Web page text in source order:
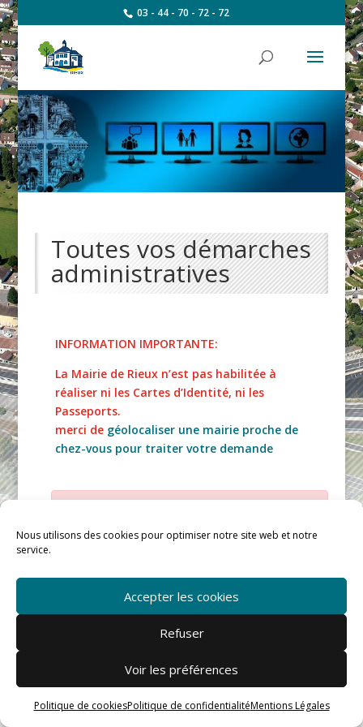
Nous utilisons des cookies pour optimiser notre site web et notre
service.
Accepter les cookies
Refuser
Voir les préférences
Politique de cookiesPolitique de confidentialitéMentions Légales
03 - 44 - 70 - 72 - 72
Toutes vos démarches
administratives
INFORMATION IMPORTANTE:
La Mairie de Rieux n’est pas habilitée à
réaliser ni les Cartes d’Identité, ni les
Passeports.
merci de géolocaliser une mairie proche de
chez-vous pour traiter votre demande
Mairie de Rieux © |mentions légales